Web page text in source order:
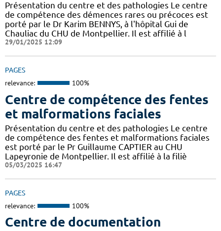
Présentation du centre et des pathologies Le centre
de compétence des démences rares ou précoces est
porté par le Dr Karim BENNYS, à l'hôpital Gui de
Chauliac du CHU de Montpellier. Il est affilié à l
29/01/2025 12:09
PAGES
relevance: 100%
Centre de compétence des fentes
et malformations faciales
Présentation du centre et des pathologies Le centre
de compétence des fentes et malformations faciales
est porté par le Pr Guillaume CAPTIER au CHU
Lapeyronie de Montpellier. Il est affilié à la filiè
05/03/2025 16:47
PAGES
relevance: 100%
Centre de documentation